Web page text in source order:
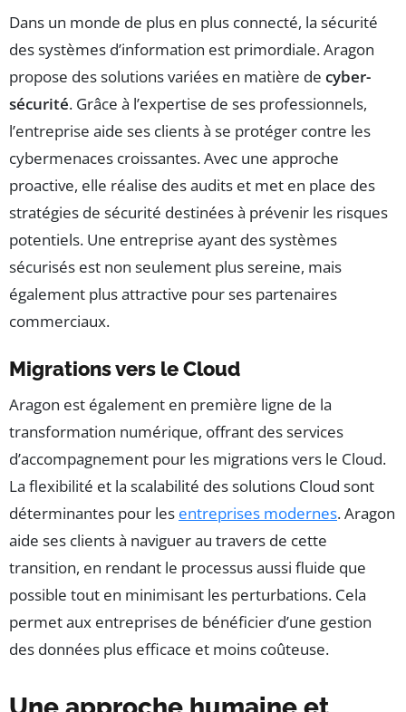
Dans un monde de plus en plus connecté, la sécurité
des systèmes d’information est primordiale. Aragon
propose des solutions variées en matière de cyber-
sécurité. Grâce à l’expertise de ses professionnels,
l’entreprise aide ses clients à se protéger contre les
cybermenaces croissantes. Avec une approche
proactive, elle réalise des audits et met en place des
stratégies de sécurité destinées à prévenir les risques
potentiels. Une entreprise ayant des systèmes
sécurisés est non seulement plus sereine, mais
également plus attractive pour ses partenaires
commerciaux.
Migrations vers le Cloud
Aragon est également en première ligne de la
transformation numérique, offrant des services
d’accompagnement pour les migrations vers le Cloud.
La flexibilité et la scalabilité des solutions Cloud sont
déterminantes pour les entreprises modernes. Aragon
aide ses clients à naviguer au travers de cette
transition, en rendant le processus aussi fluide que
possible tout en minimisant les perturbations. Cela
permet aux entreprises de bénéficier d’une gestion
des données plus efficace et moins coûteuse.